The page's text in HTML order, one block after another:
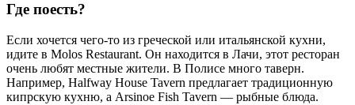
Где поесть?
Если хочется чего-то из греческой или итальянской кухни,
идите в Molos Restaurant. Он находится в Лачи, этот ресторан
очень любят местные жители. В Полисе много таверн.
Например, Halfway House Tavern предлагает традиционную
кипрскую кухню, а Arsinoe Fish Tavern — рыбные блюда.